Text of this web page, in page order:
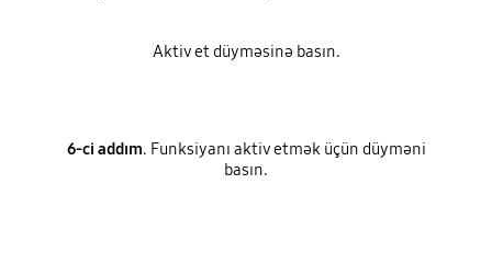
Aktiv et düyməsinə basın.
6-ci addım. Funksiyanı aktiv etmək üçün düyməni
basın.